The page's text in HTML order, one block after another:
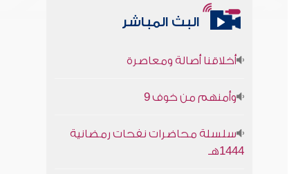
البث المباشر
1444هـ